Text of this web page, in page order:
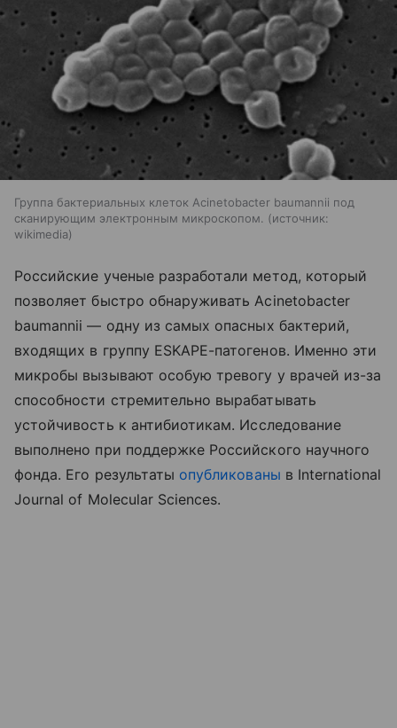
Группа бактериальных клеток Acinetobacter baumannii под
сканирующим электронным микроскопом.
источник:
wikimedia
Российские ученые разработали метод, который
позволяет быстро обнаруживать Acinetobacter
baumannii — одну из самых опасных бактерий,
входящих в группу ESKAPE-патогенов. Именно эти
микробы вызывают особую тревогу у врачей из-за
способности стремительно вырабатывать
устойчивость к антибиотикам. Исследование
выполнено при поддержке Российского научного
фонда. Его результаты опубликованы в International
Journal of Molecular Sciences.